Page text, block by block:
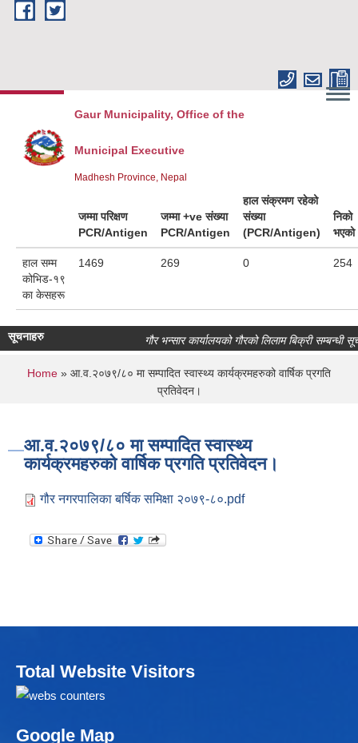
Skip to main content
Gaur Municipality, Office of the
Municipal Executive
Madhesh Province, Nepal
जम्मा परिक्षण
PCR/Antigen
जम्मा +ve संख्या
PCR/Antigen
हाल संक्रमण रहेको
संख्या
(PCR/Antigen)
निको
भएको
हाल सम्म
कोभिड-१९
का केसहरू
1469 269 0 254
सूचनाहरु गौर भन्सार कार्यालयको गौरको लिलाम बिक्री सम्बन्धी
You are here
Home » आ‍.व‍.२०७९/८० मा सम्पादित स्वास्थ्य कार्यक्रमहरुको वार्षिक प्रगति
प्रतिवेदन।
आ‍.व‍.२०७९/८० मा सम्पादित स्वास्थ्य
कार्यक्रमहरुको वार्षिक प्रगति प्रतिवेदन।
गौर नगरपालिका बर्षिक समिक्षा २०७९-८०.pdf
Total Website Visitors
Google Map